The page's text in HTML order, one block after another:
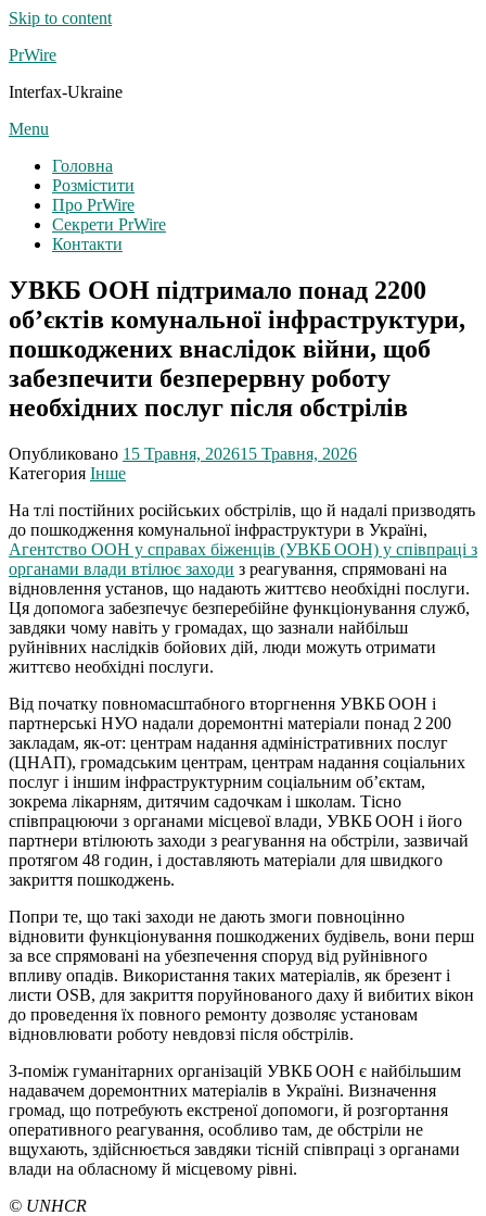
Skip to content
PrWire
Interfax-Ukraine
Menu
Головна
Розмістити
Про PrWire
Секрети PrWire
Контакти
УВКБ ООН підтримало понад 2200
об’єктів комунальної інфраструктури,
пошкоджених внаслідок війни, щоб
забезпечити безперервну роботу
необхідних послуг після обстрілів
Опубликовано 15 Травня, 202615 Травня, 2026
Категория Інше
На тлі постійних російських обстрілів, що й надалі призводять
до пошкодження комунальної інфраструктури в Україні,
Агентство ООН у справах біженців (УВКБ ООН) у співпраці з
органами влади втілює заходи з реагування, спрямовані на
відновлення установ, що надають життєво необхідні послуги.
Ця допомога забезпечує безперебійне функціонування служб,
завдяки чому навіть у громадах, що зазнали найбільш
руйнівних наслідків бойових дій, люди можуть отримати
життєво необхідні послуги.
Від початку повномасштабного вторгнення УВКБ ООН і
партнерські НУО надали доремонтні матеріали понад 2 200
закладам, як-от: центрам надання адміністративних послуг
(ЦНАП), громадським центрам, центрам надання соціальних
послуг і іншим інфраструктурним соціальним об’єктам,
зокрема лікарням, дитячим садочкам і школам. Тісно
співпрацюючи з органами місцевої влади, УВКБ ООН і його
партнери втілюють заходи з реагування на обстріли, зазвичай
протягом 48 годин, і доставляють матеріали для швидкого
закриття пошкоджень.
Попри те, що такі заходи не дають змоги повноцінно
відновити функціонування пошкоджених будівель, вони перш
за все спрямовані на убезпечення споруд від руйнівного
впливу опадів. Використання таких матеріалів, як брезент і
листи OSB, для закриття поруйнованого даху й вибитих вікон
до проведення їх повного ремонту дозволяє установам
відновлювати роботу невдовзі після обстрілів.
З-поміж гуманітарних організацій УВКБ ООН є найбільшим
надавачем доремонтних матеріалів в Україні. Визначення
громад, що потребують екстреної допомоги, й розгортання
оперативного реагування, особливо там, де обстріли не
вщухають, здійснюється завдяки тісній співпраці з органами
влади на обласному й місцевому рівні.
© UNHCR